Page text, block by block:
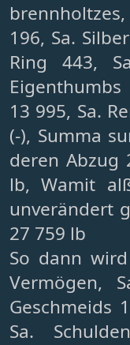
brennholtzes,
196, Sa.
Ring 443,
13 995, Sa.
(-), Summa
deren Abzug
lb, Wamit
unverändert
27 759 lb
So dann
Vermögen,
Geschmeids
Sa.